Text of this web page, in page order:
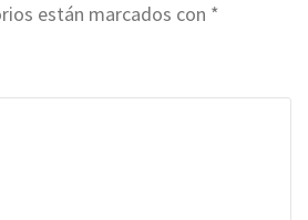
están marcados con *